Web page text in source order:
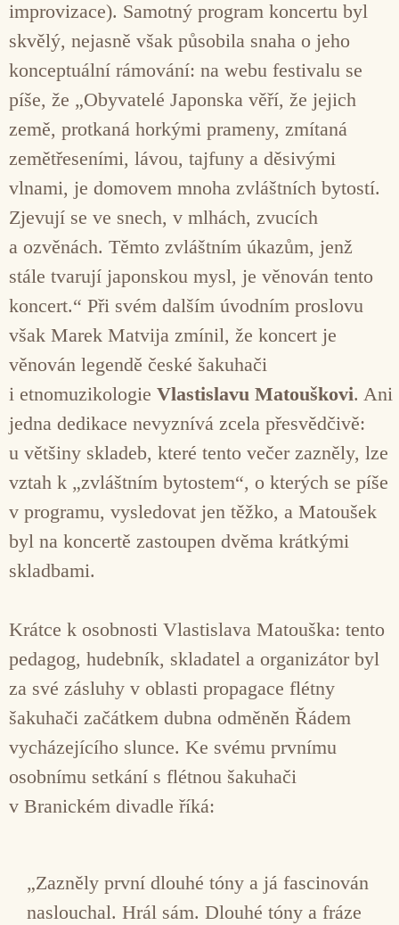
improvizace). Samotný program koncertu byl
skvělý, nejasně však působila snaha o jeho
konceptuální rámování: na webu festivalu se
píše, že „Obyvatelé Japonska věří, že jejich
země, protkaná horkými prameny, zmítaná
zemětřeseními, lávou, tajfuny a děsivými
vlnami, je domovem mnoha zvláštních bytostí.
Zjevují se ve snech, v mlhách, zvucích
a ozvěnách. Těmto zvláštním úkazům, jenž
stále tvarují japonskou mysl, je věnován tento
koncert.“ Při svém dalším úvodním proslovu
však Marek Matvija zmínil, že koncert je
věnován legendě české šakuhači
i etnomuzikologie Vlastislavu Matouškovi. Ani
jedna dedikace nevyznívá zcela přesvědčivě:
u většiny skladeb, které tento večer zazněly, lze
vztah k „zvláštním bytostem“, o kterých se píše
v programu, vysledovat jen těžko, a Matoušek
byl na koncertě zastoupen dvěma krátkými
skladbami.
Krátce k osobnosti Vlastislava Matouška: tento
pedagog, hudebník, skladatel a organizátor byl
za své zásluhy v oblasti propagace flétny
šakuhači začátkem dubna odměněn Řádem
vycházejícího slunce. Ke svému prvnímu
osobnímu setkání s flétnou šakuhači
v Branickém divadle říká:
„Zazněly první dlouhé tóny a já fascinován
naslouchal. Hrál sám. Dlouhé tóny a fráze